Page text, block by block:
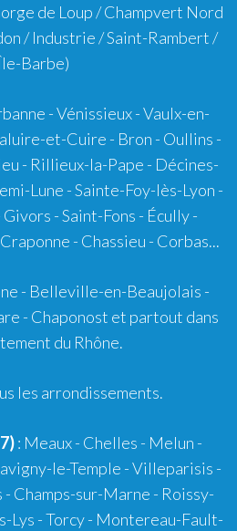
de Loup / Champvert Nord
/ Industrie / Saint-Rambert /
Barbe)
-Vénissieux-Vaulx-en-
et-Cuire - Bron - Oullins -
- Rillieux-la-Pape - Décines-
Lune -Sainte-Foy-lès-Lyon -
Givors -Saint-Fons - Écully-
Craponne - Chassieu - Corbas...
- Belleville-en-Beaujolais -
- Chaponost et partout dans
du Rhône.
les arrondissements.
: Meaux - Chelles - Melun -
le-Temple - Villeparisis -
Champs-sur-Marne - Roissy-
Lys - Torcy - Montereau-Fault-